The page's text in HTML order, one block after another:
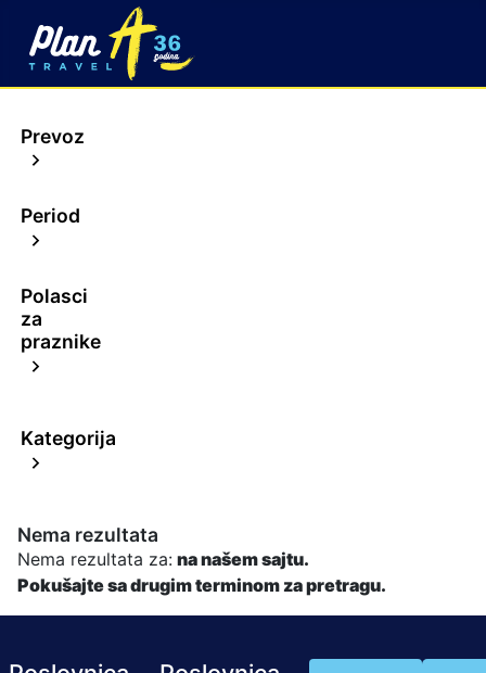
Nema rezultata
Nema rezultata za: na našem sajtu.
Pokušajte sa drugim terminom za pretragu.
Prevoz
Period
Polasci
za
praznike
Kategorija